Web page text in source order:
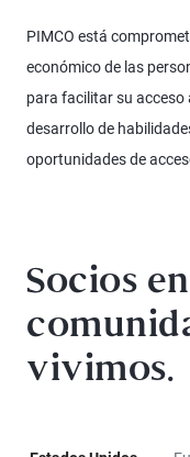
PIMCO está
económico de las
para facilitar su acceso
desarrollo de
oportunidades de
Socios
vivimos.